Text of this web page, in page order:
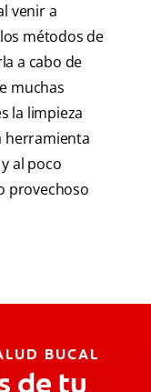
venir a
métodos de
a cabo de
muchas
la limpieza
herramienta
al poco
provechoso
BUCAL
de tu